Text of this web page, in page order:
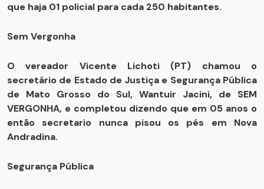
que haja 01 policial para cada 250 habitantes.
Sem Vergonha
O vereador Vicente Lichoti (PT) chamou o
secretário de Estado de Justiça e Segurança Pública
de Mato Grosso do Sul, Wantuir Jacini, de SEM
VERGONHA, e completou dizendo que em 05 anos o
então secretario nunca pisou os pés em Nova
Andradina.
Segurança Pública